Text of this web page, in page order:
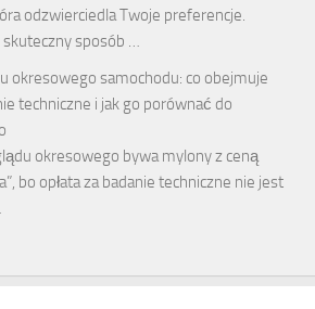
odzwierciedla Twoje preferencje.
sposób …
okresowego samochodu: co obejmuje
techniczne i jak go porównać do
okresowego bywa mylony z ceną
bo opłata za badanie techniczne nie jest